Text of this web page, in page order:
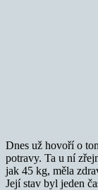
Dnes už hovoří o
potravy. Ta u ní
jak 45 kg, měla
Její stav byl jeden